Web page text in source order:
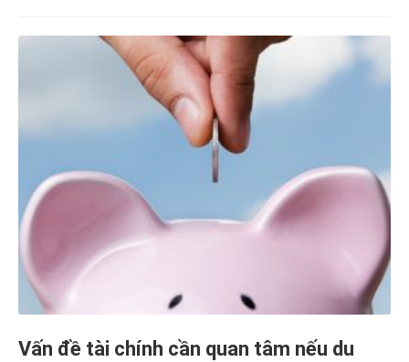
Vấn đề tài chính cần quan tâm nếu du